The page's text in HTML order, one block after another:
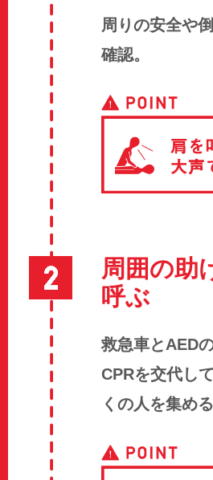
周りの安全や
確認。
周囲の助
呼ぶ
救急車とAED
CPRを交代し
くの人を集める